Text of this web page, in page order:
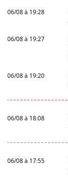
06/08 à 19:28
06/08 à 19:27
06/08 à 19:20
06/08 à 18:08
06/08 à 17:55